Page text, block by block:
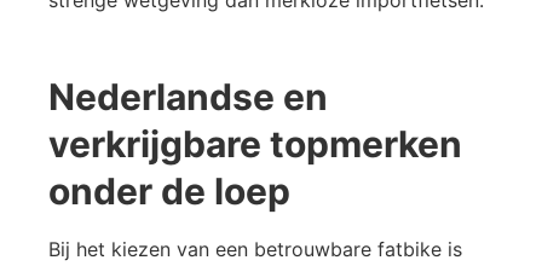
Nederlandse en
verkrijgbare topmerken
onder de loep
Bij het kiezen van een betrouwbare fatbike is